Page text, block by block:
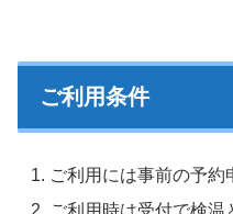
ご利用条件
ご利用には事前の予約
ご利用時は受付で検温